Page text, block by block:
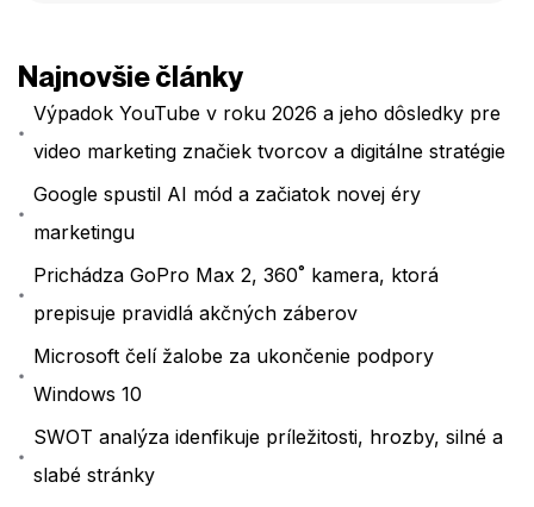
Najnovšie články
Výpadok YouTube v roku 2026 a jeho dôsledky pre
video marketing značiek tvorcov a digitálne stratégie
Google spustil AI mód a začiatok novej éry
marketingu
Prichádza GoPro Max 2, 360˚ kamera, ktorá
prepisuje pravidlá akčných záberov
Microsoft čelí žalobe za ukončenie podpory
Windows 10
SWOT analýza idenfikuje príležitosti, hrozby, silné a
slabé stránky